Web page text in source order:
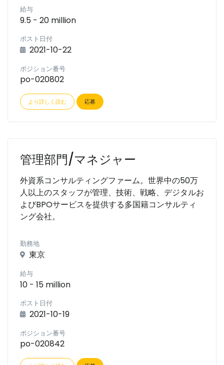
給与
9.5 - 20 million
ポスト日付
2021-10-22
ポジション番号
po-020802
より詳しく読む 応募
管理部門/マネジャー
外資系コンサルティングファーム。世界中の50万
人以上のスタッフが管理、技術、戦略、デジタルお
よびBPOサービスを提供する多国籍コンサルティ
ング会社。
勤務地
東京
給与
10 - 15 million
ポスト日付
2021-10-19
ポジション番号
po-020842